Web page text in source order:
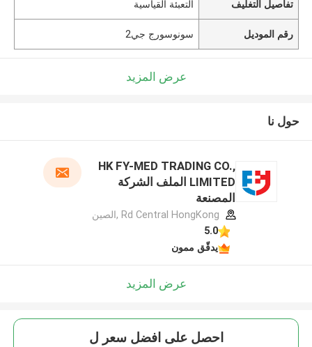
تفاصيل التغليف التعبئة القياسية
رقم الموديل سونوسورج جي2
عرض المزيد
حول نا
HK FY-MED TRADING CO.,
LIMITED الملف الشركة
المصنعة
5.0
يدقّق ممون
عرض المزيد
احصل على افضل سعر ل